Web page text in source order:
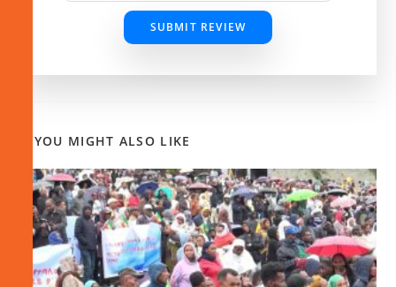
SUBMIT REVIEW
YOU MIGHT ALSO LIKE